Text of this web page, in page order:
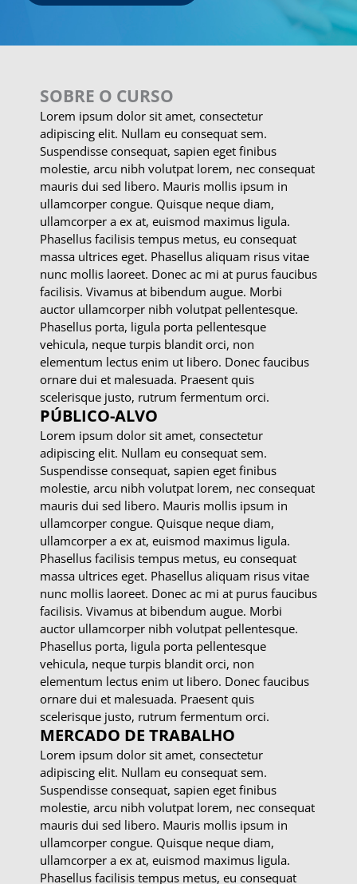
SOBRE O CURSO
Lorem ipsum dolor sit amet, consectetur
adipiscing elit. Nullam eu consequat sem.
Suspendisse consequat, sapien eget finibus
molestie, arcu nibh volutpat lorem, nec consequat
mauris dui sed libero. Mauris mollis ipsum in
ullamcorper congue. Quisque neque diam,
ullamcorper a ex at, euismod maximus ligula.
Phasellus facilisis tempus metus, eu consequat
massa ultrices eget. Phasellus aliquam risus vitae
nunc mollis laoreet. Donec ac mi at purus faucibus
facilisis. Vivamus at bibendum augue. Morbi
auctor ullamcorper nibh volutpat pellentesque.
Phasellus porta, ligula porta pellentesque
vehicula, neque turpis blandit orci, non
elementum lectus enim ut libero. Donec faucibus
ornare dui et malesuada. Praesent quis
scelerisque justo, rutrum fermentum orci.
PÚBLICO-ALVO
Lorem ipsum dolor sit amet, consectetur
adipiscing elit. Nullam eu consequat sem.
Suspendisse consequat, sapien eget finibus
molestie, arcu nibh volutpat lorem, nec consequat
mauris dui sed libero. Mauris mollis ipsum in
ullamcorper congue. Quisque neque diam,
ullamcorper a ex at, euismod maximus ligula.
Phasellus facilisis tempus metus, eu consequat
massa ultrices eget. Phasellus aliquam risus vitae
nunc mollis laoreet. Donec ac mi at purus faucibus
facilisis. Vivamus at bibendum augue. Morbi
auctor ullamcorper nibh volutpat pellentesque.
Phasellus porta, ligula porta pellentesque
vehicula, neque turpis blandit orci, non
elementum lectus enim ut libero. Donec faucibus
ornare dui et malesuada. Praesent quis
scelerisque justo, rutrum fermentum orci.
MERCADO DE TRABALHO
Lorem ipsum dolor sit amet, consectetur
adipiscing elit. Nullam eu consequat sem.
Suspendisse consequat, sapien eget finibus
molestie, arcu nibh volutpat lorem, nec consequat
mauris dui sed libero. Mauris mollis ipsum in
ullamcorper congue. Quisque neque diam,
ullamcorper a ex at, euismod maximus ligula.
Phasellus facilisis tempus metus, eu consequat